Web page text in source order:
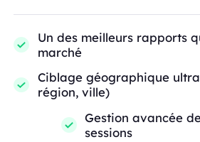
Un des meilleurs rapports
marché
Ciblage géographique
région, ville)
Gestion avancée
sessions